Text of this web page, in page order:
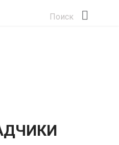
Поиск